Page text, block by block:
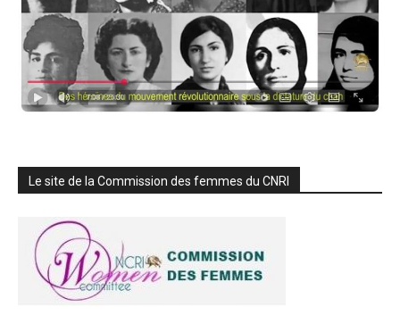
Le site de la Commission des femmes du CNRI